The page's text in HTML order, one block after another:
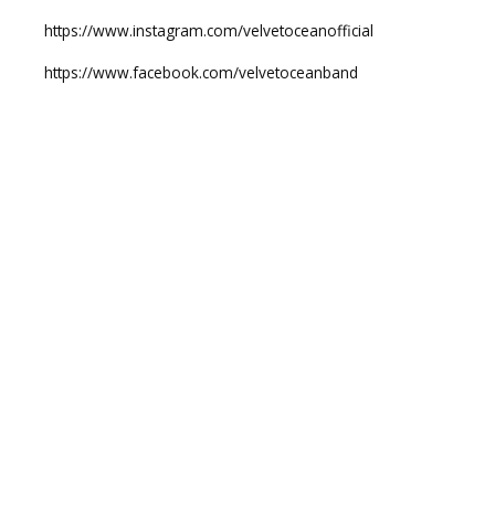
https://www.instagram.com/velvetoceanofficial
https://www.facebook.com/velvetoceanband